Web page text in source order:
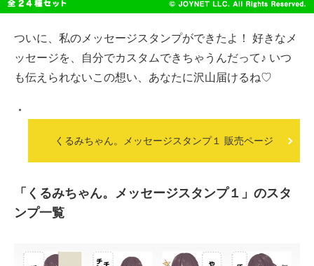
ついに、私のメッセージスタンプができたよ！ 好きなメ
ッセージを、自分でカスタムできちゃうんだって♪ いつ
も伝えられないこの想い、あなたに沢山届けるね♡
くるみちゃん。メッセージスタンプ１ 販売ページ
「くるみちゃん。メッセージスタンプ１」のスタ
ンプ一覧